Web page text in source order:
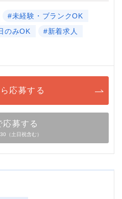
#未経験・ブランクOK
のみOK
#新着求人
応募する
応募する
（土日祝含む）